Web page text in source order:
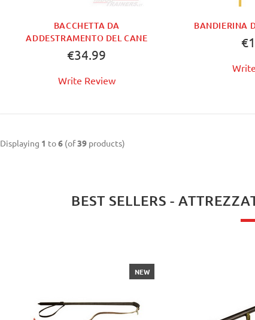
BACCHETTA DA
ADDESTRAMENTO DEL CANE
€34.99
BUY NOW
Write Review
BANDIERINA
Displaying 1 to6(of39products)
BEST SELLERS -
NEW